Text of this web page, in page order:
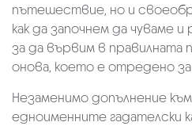
пътешествие, но и
как да започнем да чуваме
за да вървим в правилната
онова, което е отредено за
Незаменимо допълнение
едноименните гадателски